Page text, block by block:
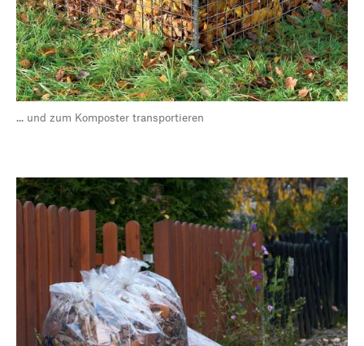
... und zum Komposter transportieren